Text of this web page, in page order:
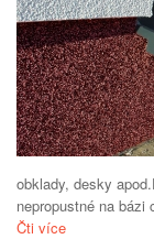
obklady, desky
nepropustné na bázi
Čti více